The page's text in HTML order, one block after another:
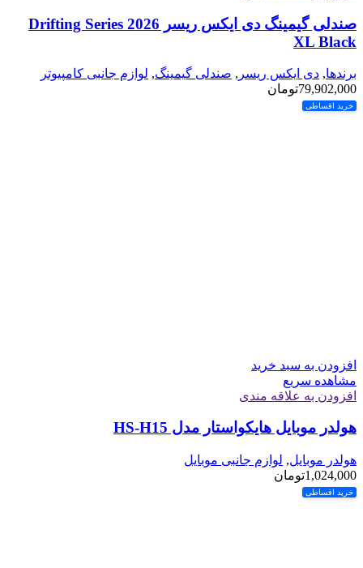
صندلی گیمینگ دی ایکس ریسر Drifting Series 2026
XL Black
برندها, دی ایکس ریسر , صندلی گیمینگ, لوازم جانبی کامپیوتر
79,902,000تومان
خرید اقساطی
افزودن به سبد خرید
مشاهده سریع
افزودن به علاقه مندی
هولدر موبایل هایکواستار مدل HS-H15
هولدر موبایل, لوازم جانبی موبایل
1,024,000تومان
خرید اقساطی